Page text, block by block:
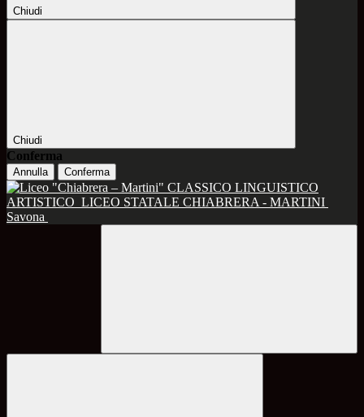
Chiudi
Chiudi
Conferma
Annulla Conferma
CLASSICO LINGUISTICO
ARTISTICO LICEO STATALE CHIABRERA - MARTINI
Savona